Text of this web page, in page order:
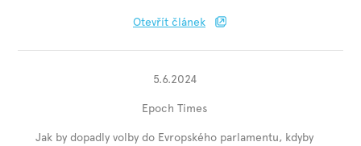
Otevřít článek
5.6.2024
Epoch Times
Jak by dopadly volby do Evropského parlamentu, kdyby